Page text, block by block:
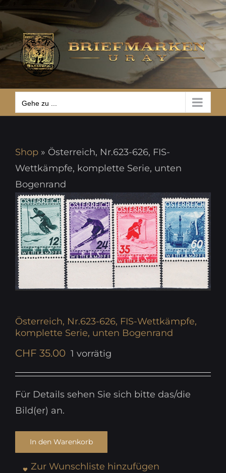
Zum
Inhalt
springen
Gehe zu ...
Gehe zu ...
Shop » Österreich, Nr.623-626, FIS-
Wettkämpfe, komplette Serie, unten
Bogenrand
Österreich, Nr.623-626, FIS-Wettkämpfe,
komplette Serie, unten Bogenrand
CHF 35.00 1 vorrätig
Für Details sehen Sie sich bitte das/die
Bild(er) an.
In den Warenkorb
Zur Wunschliste hinzufügen